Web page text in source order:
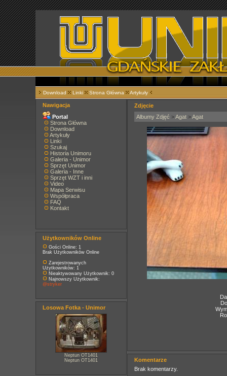
Download Linki Strona Główna Artykuły
Nawigacja
Portal
Strona Główna
Download
Artykuły
Linki
Szukaj
Historia Unimoru
Galeria - Unimor
Sprzęt Unimor
Galeria - Inne
Sprzęt WZT i inni
Video
Mapa Serwisu
Współpraca
FAQ
Kontakt
Użytkowników Online
Gości Online: 1
Brak Użytkowników Online
Zarejestrowanych
Użytkowników: 1
Nieaktywowany Użytkownik: 0
Najnowszy Użytkownik:
@stryker
Losowa Fotka - Unimor
Neptun OT1401
Neptun OT1401
Zdjęcie
Albumy Zdjęć >Agat >Agat
Komentarze
Brak komentarzy.